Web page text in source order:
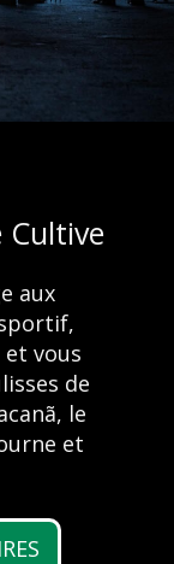
Cultive
aux
vous
de
le
et